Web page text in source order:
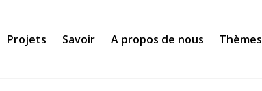
Projets Savoir A propos de nous Thèmes